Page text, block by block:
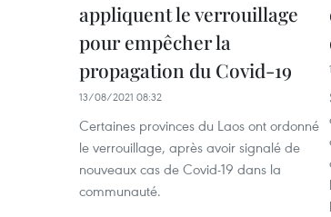
appliquent le verrouillage
pour empêcher la
propagation du Covid-19
13/08/2021 08:32
Certaines provinces du Laos ont ordonné
le verrouillage, après avoir signalé de
nouveaux cas de Covid-19 dans la
communauté.